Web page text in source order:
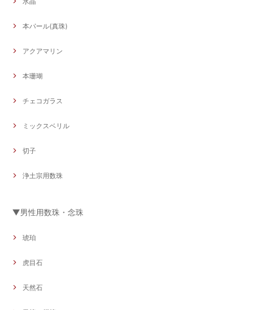
本パール(真珠)
アクアマリン
本珊瑚
チェコガラス
ミックスベリル
切子
浄土宗用数珠
▼男性用数珠・念珠
琥珀
虎目石
天然石